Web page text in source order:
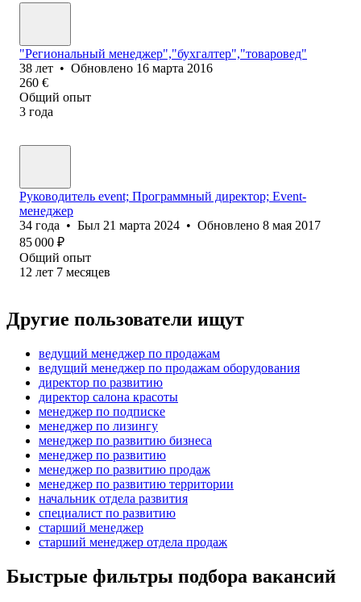
"Региональный менеджер","бухгалтер","товаровед"
38 лет • Обновлено 16 марта 2016
260 €
Общий опыт
3 года
Руководитель event; Программный директор; Event-
менеджер
34 года • Был 21 марта 2024 • Обновлено 8 мая 2017
85 000 ₽
Общий опыт
12 лет 7 месяцев
Другие пользователи ищут
ведущий менеджер по продажам
ведущий менеджер по продажам оборудования
директор по развитию
директор салона красоты
менеджер по подписке
менеджер по лизингу
менеджер по развитию бизнеса
менеджер по развитию
менеджер по развитию продаж
менеджер по развитию территории
начальник отдела развития
специалист по развитию
старший менеджер
старший менеджер отдела продаж
Быстрые фильтры подбора вакансий